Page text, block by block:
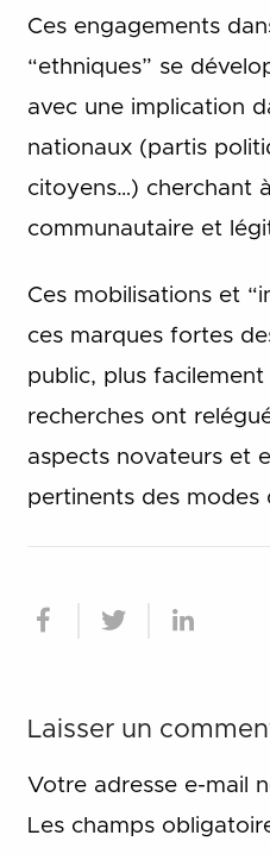
Ces engagements
“ethniques” se
avec une implication
nationaux (partis
citoyens…) cherchant
communautaire et
Ces mobilisations et
ces marques fortes
public, plus
recherches ont
aspects novateurs et
pertinents des modes
Laisser un
Votre adresse e-mail
Les champs